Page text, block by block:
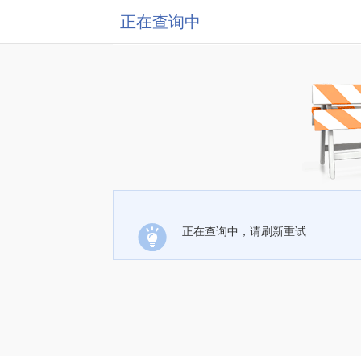
正在查询中
正在查询中，请刷新重试